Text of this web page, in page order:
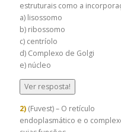
estruturais como a
a) lisossomo
b) ribossomo
c) centríolo
d) Complexo de Golgi
e) núcleo
Ver resposta!
2) (Fuvest) – O retículo
endoplasmático e o